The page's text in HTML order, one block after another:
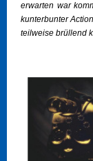
erwarten war
kunterbunter
teilweise brüllend